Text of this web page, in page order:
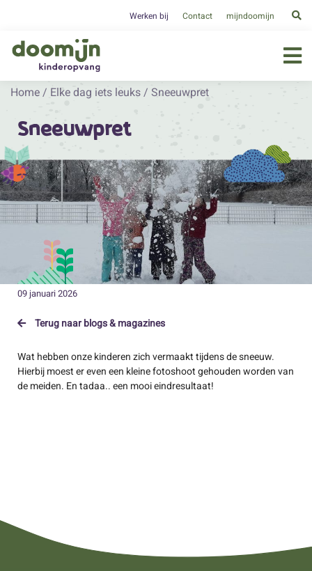
Werken bij Contact mijndoomijn
Home / Elke dag iets leuks / Sneeuwpret
Sneeuwpret
09 januari 2026
Terug naar blogs & magazines
Wat hebben onze kinderen zich vermaakt tijdens de sneeuw.
Hierbij moest er even een kleine fotoshoot gehouden worden van
de meiden. En tadaa.. een mooi eindresultaat!